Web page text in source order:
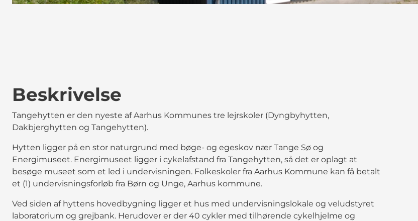
Beskrivelse
Tangehytten er den nyeste af Aarhus Kommunes tre lejrskoler (Dyngbyhytten,
Dakbjerghytten og Tangehytten).
Hytten ligger på en stor naturgrund med bøge- og egeskov nær Tange Sø og
Energimuseet. Energimuseet ligger i cykelafstand fra Tangehytten, så det er oplagt at
besøge museet som et led i undervisningen. Folkeskoler fra Aarhus Kommune kan få betalt
et (1) undervisningsforløb fra Børn og Unge, Aarhus kommune.
Ved siden af hyttens hovedbygning ligger et hus med undervisningslokale og veludstyret
laboratorium og grejbank. Herudover er der 40 cykler med tilhørende cykelhjelme og